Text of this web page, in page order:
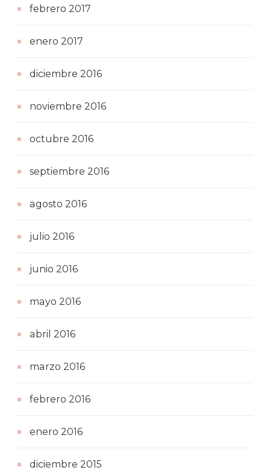
febrero 2017
enero 2017
diciembre 2016
noviembre 2016
octubre 2016
septiembre 2016
agosto 2016
julio 2016
junio 2016
mayo 2016
abril 2016
marzo 2016
febrero 2016
enero 2016
diciembre 2015